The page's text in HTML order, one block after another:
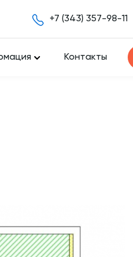
+7 (343) 357-98-11
Контакты